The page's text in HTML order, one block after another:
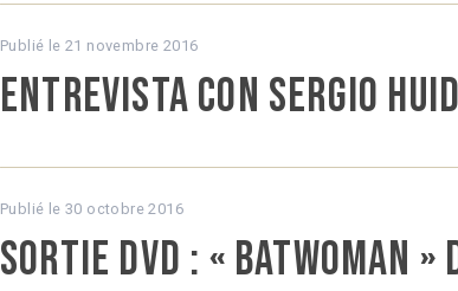
Publié le21 novembre 2016
Entrevista con Sergio
Publié le30 octobre 2016
Sortie DVD : « Batwoman »